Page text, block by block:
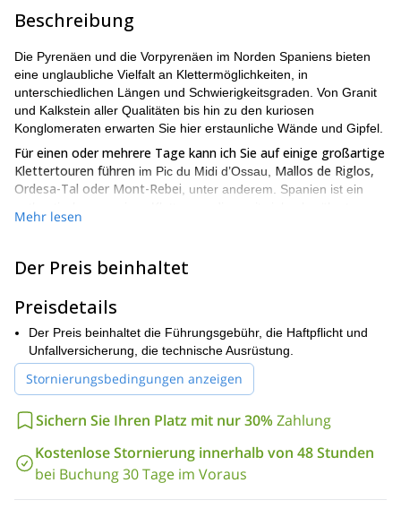
Beschreibung
Die Pyrenäen und die Vorpyrenäen im Norden Spaniens bieten
eine unglaubliche Vielfalt an Klettermöglichkeiten, in
unterschiedlichen Längen und Schwierigkeitsgraden. Von Granit
und Kalkstein aller Qualitäten bis hin zu den kuriosen
Konglomeraten erwarten Sie hier erstaunliche Wände und Gipfel.
Für einen oder mehrere Tage kann ich Sie auf einige großartige
Klettertouren führen im Pic du Midi d’Ossau, Mallos de Riglos,
Ordesa-Tal oder Mont-Rebei , unter anderem. Spanien ist ein
Routen zur Auswahl.
oder sauberen Rissen zu klettern, wo wir fast alle Sicherungen
denen Sie wählen können:
Midi d’Ossau.Einer der großen Gipfel der Pyrenäen. Er erhebt
sich am Eingang des Tals, als wäre er das pyrenäische
Matterhorn. Der Ossau ist der Gipfel mit den meisten
Kletterrouten in den Pyrenäen: Vorgeschlagene Routen:
MD sup / Via de los Surplombs: 290 mt 6a MD sup / Espolón
Punkte:(Jean-Sante, Punta Aragón, Gran Pic, Petit Pic): 650mt
+, D +
Mallos de Riglos.Sie sind eine der mythischen Wände
Mehr lesen
Der Preis beinhaltet
Preisdetails
Der Preis beinhaltet die Führungsgebühr, die Haftpflicht und
Unfallversicherung, die technische Ausrüstung.
Stornierungsbedingungen anzeigen
Sichern Sie Ihren Platz mit nur 30%Zahlung
Kostenlose Stornierung innerhalb von 48 Stunden
bei Buchung 30 Tage im Voraus